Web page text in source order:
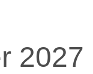
2027